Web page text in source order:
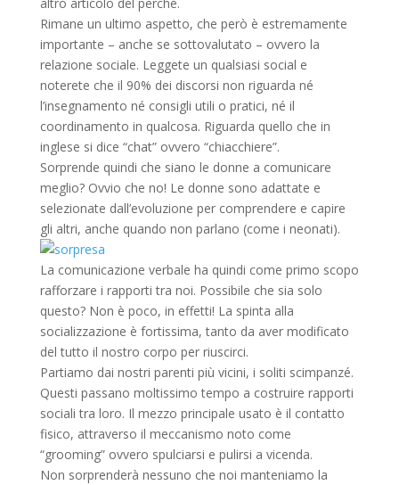
altro articolo del perché.
Rimane un ultimo aspetto, che però è estremamente
importante – anche se sottovalutato – ovvero la
relazione sociale. Leggete un qualsiasi social e
noterete che il 90% dei discorsi non riguarda né
l’insegnamento né consigli utili o pratici, né il
coordinamento in qualcosa. Riguarda quello che in
inglese si dice “chat” ovvero “chiacchiere”.
Sorprende quindi che siano le donne a comunicare
meglio? Ovvio che no! Le donne sono adattate e
selezionate dall’evoluzione per comprendere e capire
gli altri, anche quando non parlano (come i neonati).
La comunicazione verbale ha quindi come primo scopo
rafforzare i rapporti tra noi. Possibile che sia solo
questo? Non è poco, in effetti! La spinta alla
socializzazione è fortissima, tanto da aver modificato
del tutto il nostro corpo per riuscirci.
Partiamo dai nostri parenti più vicini, i soliti scimpanzé.
Questi passano moltissimo tempo a costruire rapporti
sociali tra loro. Il mezzo principale usato è il contatto
fisico, attraverso il meccanismo noto come
“grooming” ovvero spulciarsi e pulirsi a vicenda.
Non sorprenderà nessuno che noi manteniamo la